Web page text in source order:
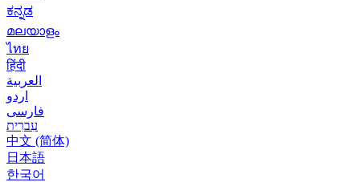
ಕನ್ನಡ
മലയാളം
ไทย
हिंदी
العربية
اردو
فارسی
עִברִית
中文 (简体)
日本語
한국어